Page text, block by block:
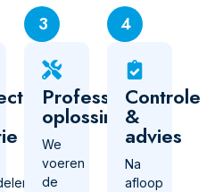
3
Professionele
oplossing
We
voeren
de
4
Controle
&
advies
Na
afloop